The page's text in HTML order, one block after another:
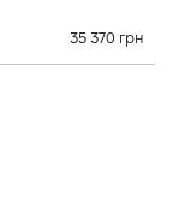
35 370 грн